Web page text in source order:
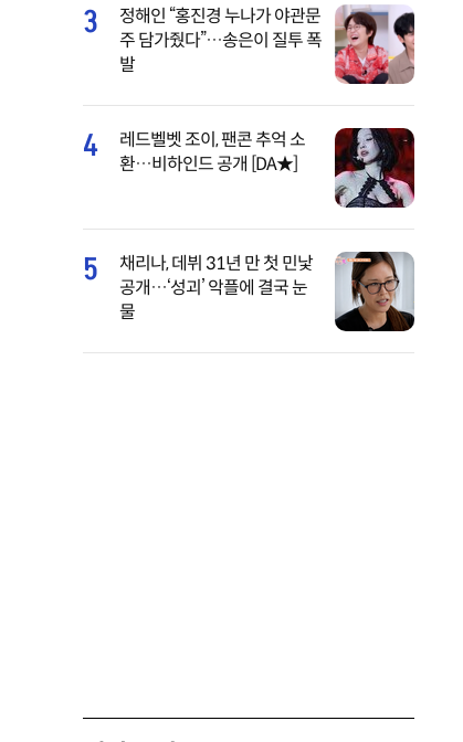
3
정해인 “홍진경 누나가 야관문
주 담가줬다”…송은이 질투 폭
발
4
레드벨벳 조이, 팬콘 추억 소
환…비하인드 공개 [DA★]
5
채리나, 데뷔 31년 만 첫 민낯
공개…‘성괴’ 악플에 결국 눈
물